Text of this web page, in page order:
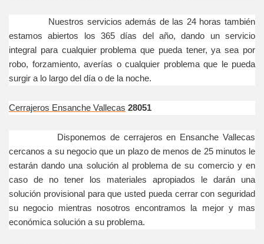
Nuestros servicios además de las 24 horas también
estamos abiertos los 365 días del año, dando un servicio
integral para cualquier problema que pueda tener, ya sea por
robo, forzamiento, averías o cualquier problema que le pueda
surgir a lo largo del día o de la noche.
Cerrajeros Ensanche Vallecas 28051
Disponemos de cerrajeros en Ensanche Vallecas
cercanos a su negocio que un plazo de menos de 25 minutos le
estarán dando una solución al problema de su comercio y en
caso de no tener los materiales apropiados le darán una
solución provisional para que usted pueda cerrar con seguridad
su negocio mientras nosotros encontramos la mejor y mas
económica solución a su problema.